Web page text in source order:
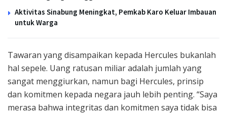
Aktivitas Sinabung Meningkat, Pemkab Karo Keluar Imbauan
untuk Warga
Tawaran yang disampaikan kepada Hercules bukanlah
hal sepele. Uang ratusan miliar adalah jumlah yang
sangat menggiurkan, namun bagi Hercules, prinsip
dan komitmen kepada negara jauh lebih penting. “Saya
merasa bahwa integritas dan komitmen saya tidak bisa